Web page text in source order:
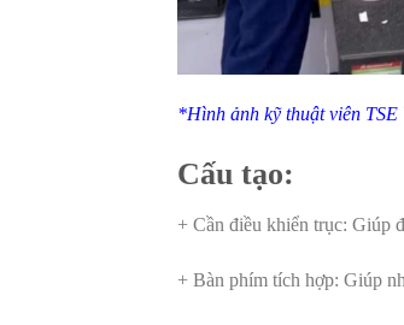
*Hình ảnh kỹ thuật viên
Cấu tạo:
+ Cần điều khiển trục: Giúp
+ Bàn phím tích hợp: Giúp